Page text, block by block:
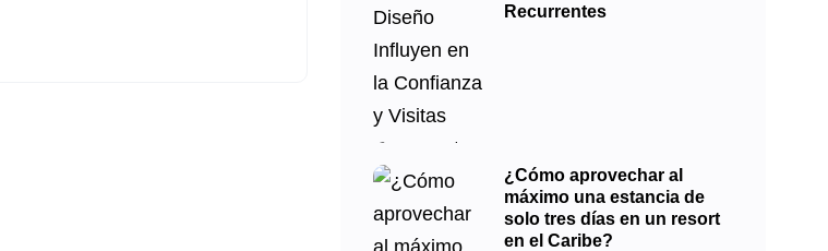
Recurrentes
¿Cómo aprovechar al
máximo una estancia de
solo tres días en un resort
en el Caribe?